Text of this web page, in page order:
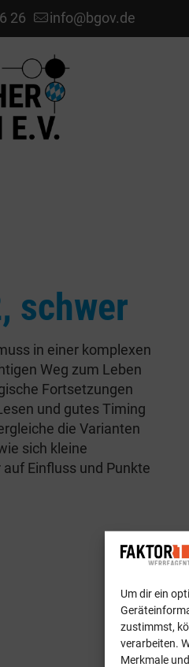
Um dir ein
zustimmst,
verarbeiten.
Merkmale
26 info@bgov.de
schwer
in einer komplexen
Weg zum Leben
Fortsetzungen
und gutes Timing
die Varianten
sich kleine
Einfluss und Punkte